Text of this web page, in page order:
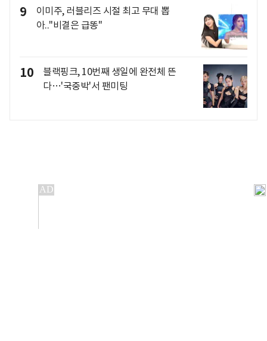
9
이미주, 러블리즈 시절 최고 무대 뽑
아.."비결은 급똥"
10
블랙핑크, 10번째 생일에 완전체 뜬
다…'국중박'서 팬미팅